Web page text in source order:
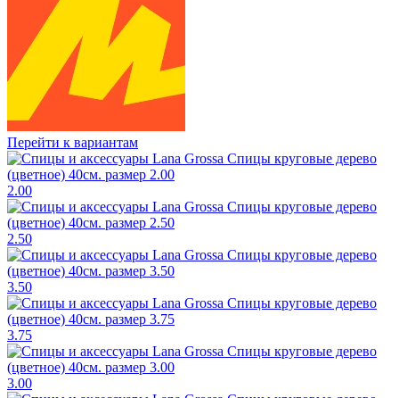
Перейти к вариантам
2.00
2.50
3.50
3.75
3.00